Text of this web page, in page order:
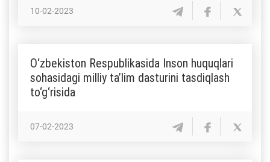
10-02-2023
O‘zbekiston Respublikasida Inson huquqlari
sohasidagi milliy ta’lim dasturini tasdiqlash
to‘g‘risida
07-02-2023